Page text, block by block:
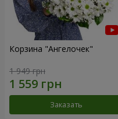
Корзина "Ангелочек"
1 949 грн
Заказать